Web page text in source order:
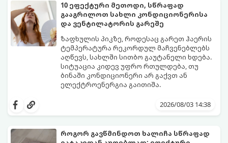
10 ეფექტური მეთოდი, სწრაფად
გააგრილოთ სახლი კონდიციონერისა
და ვენტილატორის გარეშე
ზაფხულის პიკზე, როდესაც გარეთ ჰაერის
ტემპერატურა რეკორდულ მაჩვენებლებს
აღწევს, სახლში სითბო გაუტანელი ხდება.
სიტუაცია კიდევ უფრო რთულდება, თუ
ბინაში კონდიციონერი არ გაქვთ ან
ელექტროენერგია გაითიშა.
კანონები და გამოცდილი ყოფითი ხრიკები,
სასიამოვნო სიგრილე სპეციალური
ტექნიკის გარეშეც.
2026/08/03 14:38
როგორ გავწმინდოთ ხალიჩა სწრაფად